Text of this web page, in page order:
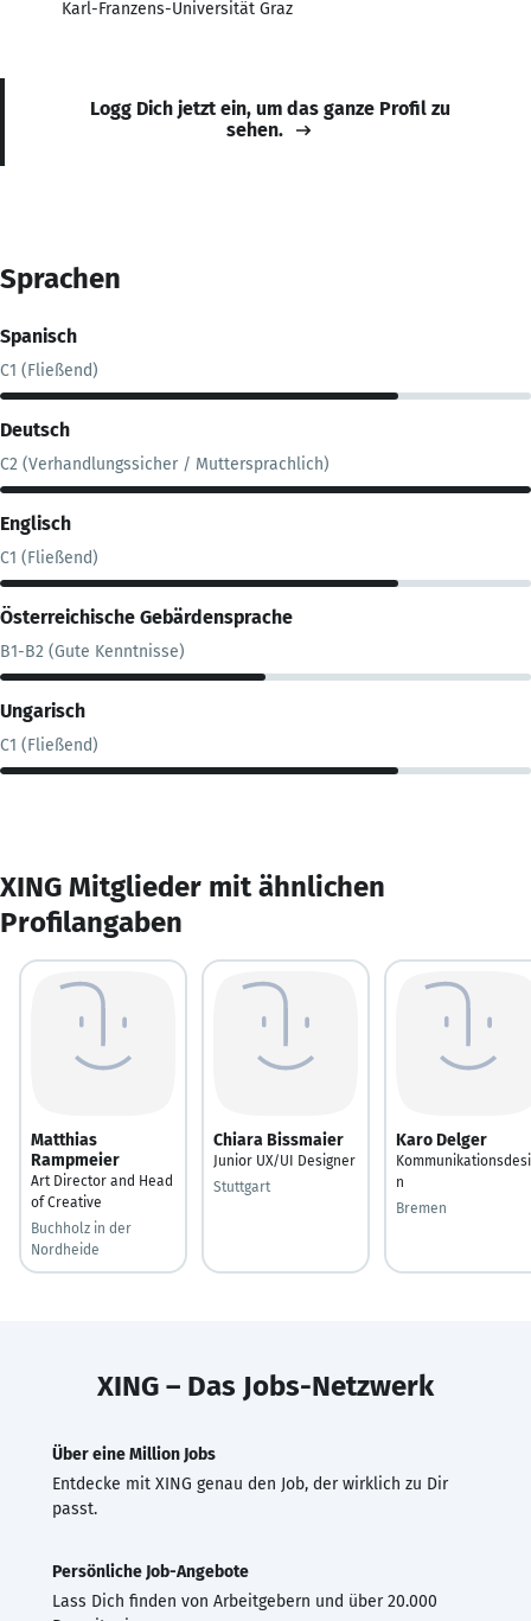
Karl-Franzens-Universität Graz
Logg Dich jetzt ein, um das ganze Profil zu
sehen.
Sprachen
Spanisch
C1 (Fließend)
Deutsch
C2 (Verhandlungssicher / Muttersprachlich)
Englisch
C1 (Fließend)
Österreichische Gebärdensprache
B1-B2 (Gute Kenntnisse)
Ungarisch
C1 (Fließend)
XING Mitglieder mit ähnlichen
Profilangaben
Matthias
Rampmeier
Art Director and Head
of Creative
Buchholz in der
Nordheide
Chiara Bissmaier
Junior UX/UI Designer
Stuttgart
Karo Delger
n
Bremen
XING – Das Jobs-Netzwerk
Über eine Million Jobs
Entdecke mit XING genau den Job, der wirklich zu Dir
passt.
Persönliche Job-Angebote
Lass Dich finden von Arbeitgebern und über 20.000